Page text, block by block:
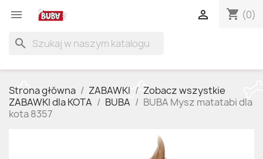
 shopping_cart (0)

search
Strona główna ZABAWKI
Zobacz wszystkie
ZABAWKI dla KOTA
BUBA
BUBA Mysz matatabi dla
kota 8357